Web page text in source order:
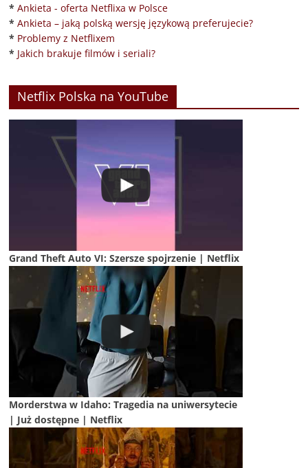
* Ankieta - oferta Netflixa w Polsce
* Ankieta – jaką polską wersję językową preferujecie?
* Problemy z Netflixem
* Jakich brakuje filmów i seriali?
Netflix Polska na YouTube
Grand Theft Auto VI: Szersze spojrzenie | Netflix
Morderstwa w Idaho: Tragedia na uniwersytecie
| Już dostępne | Netflix